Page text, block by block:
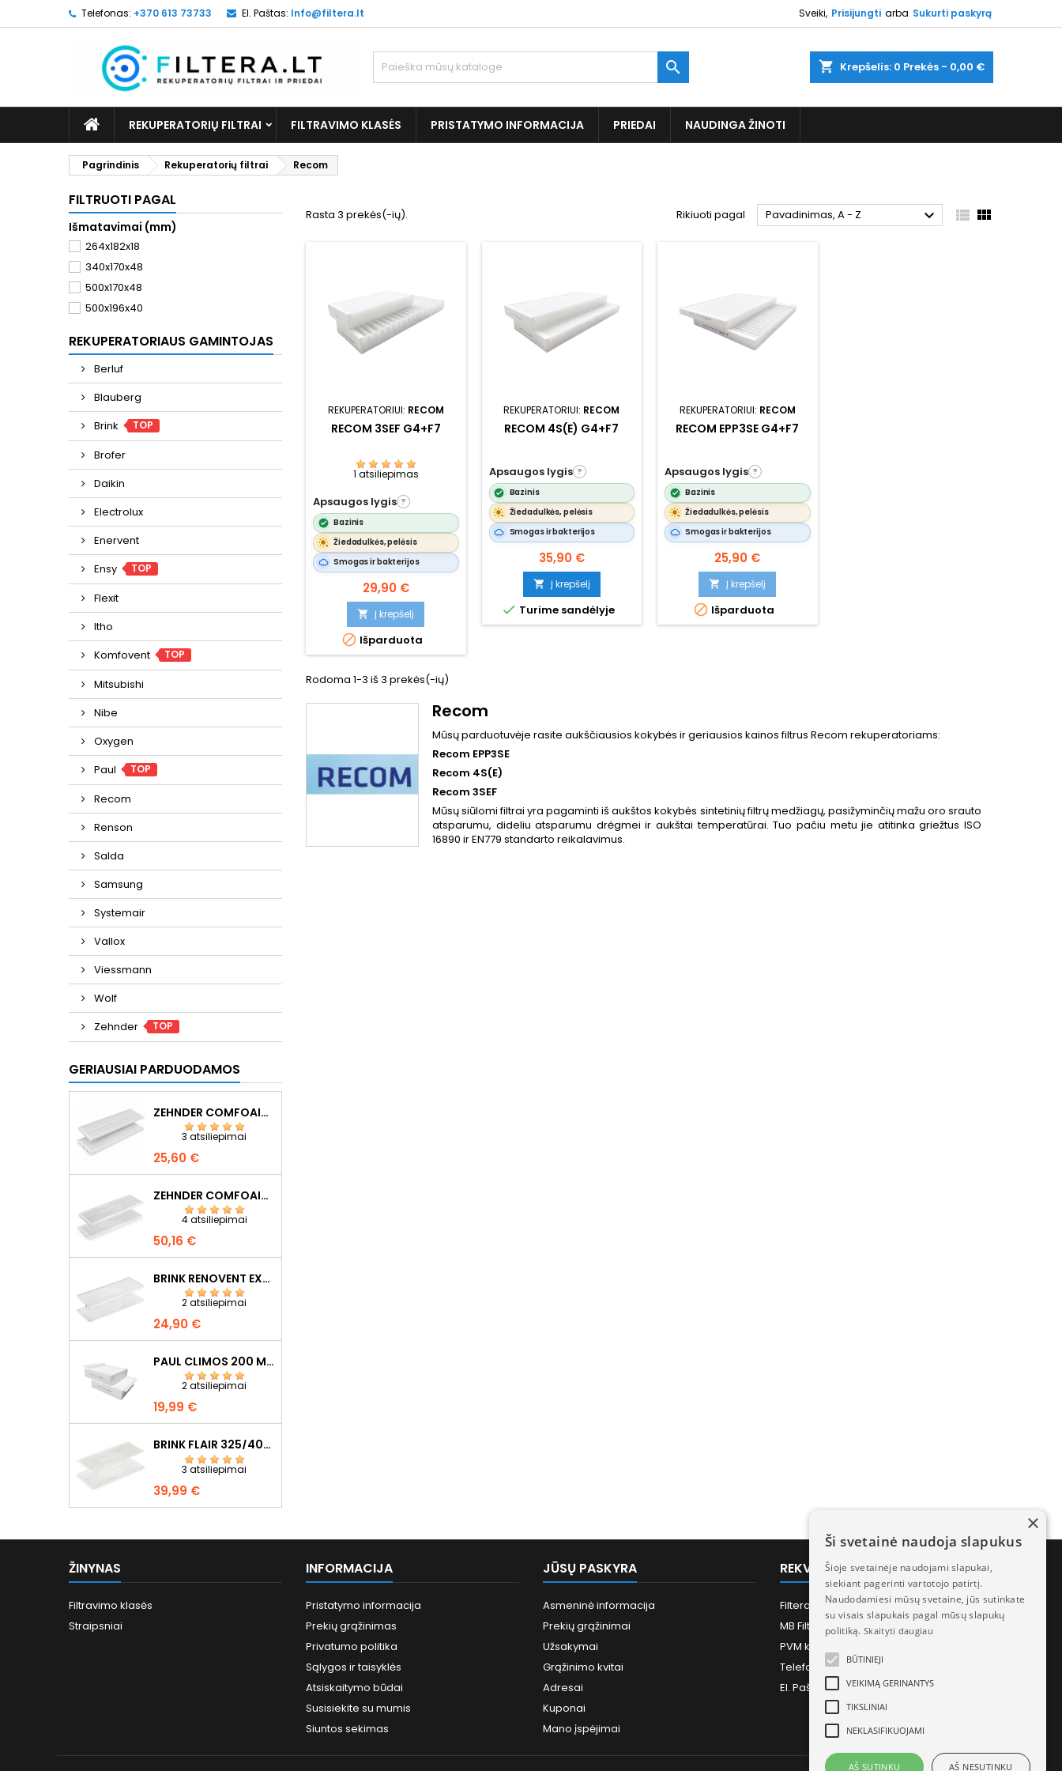
Telefonas: +370 613 73733 El. Paštas: Info@filtera.lt Sveiki, Prisijungti arba Sukurti paskyrą
shopping_cart Krepšelis: 0 Prekės - 0,00 €

REKUPERATORIŲ FILTRAI FILTRAVIMO KLASĖS PRISTATYMO INFORMACIJA PRIEDAI NAUDINGA ŽINOTI
Pagrindinis Rekuperatorių filtrai Recom
FILTRUOTI PAGAL
Išmatavimai (mm)
264x182x18
340x170x48
500x170x48
500x196x40
REKUPERATORIAUS GAMINTOJAS
Berluf
Blauberg
Brink
TOP
Brofer
Daikin
Electrolux
Enervent
Ensy
TOP
Flexit
Itho
Komfovent
TOP
Mitsubishi
Nibe
Oxygen
Paul
TOP
Recom
Renson
Salda
Samsung
Systemair
Vallox
Viessmann
Wolf
Zehnder
TOP
GERIAUSIAI PARDUODAMOS
ZEHNDER COMFOAIR Q350/Q450/Q600 F7+G4
3 atsiliepimai
Kaina
25,60 €
ZEHNDER COMFOAIR Q350/Q450/Q600 F7+G4
4 atsiliepimai
Kaina
50,16 €
BRINK RENOVENT EXCELLENT 300/400/450 F7+G4
2 atsiliepimai
Kaina
24,90 €
PAUL CLIMOS 200 M5+M5
2 atsiliepimai
Kaina
19,99 €
BRINK FLAIR 325/400 F7+G4
3 atsiliepimai
Kaina
39,99 €
Rasta 3 prekės(-ių). Rikiuoti pagal Pavadinimas, A - Z   
REKUPERATORIUI: RECOM
RECOM 3SEF G4+F7
1 atsiliepimas
Apsaugos lygis ?
Bazinis
Žiedadulkės, pelėsis
Smogas ir bakterijos
Kaina
29,90 €
 Į krepšelį
 Išparduota
REKUPERATORIUI: RECOM
RECOM 4S(E) G4+F7
Apsaugos lygis ?
Bazinis
Žiedadulkės, pelėsis
Smogas ir bakterijos
Kaina
35,90 €
 Į krepšelį
 Turime sandėlyje
REKUPERATORIUI: RECOM
RECOM EPP3SE G4+F7
Apsaugos lygis ?
Bazinis
Žiedadulkės, pelėsis
Smogas ir bakterijos
Kaina
25,90 €
 Į krepšelį
 Išparduota
Rodoma 1-3 iš 3 prekės(-ių)
Recom
Mūsų parduotuvėje rasite aukščiausios kokybės ir geriausios kainos filtrus Recom rekuperatoriams:
Recom EPP3SE
Recom 4S(E)
Recom 3SEF
Mūsų siūlomi filtrai yra pagaminti iš aukštos kokybės sintetinių filtrų medžiagų, pasižyminčių mažu oro srauto
atsparumu, dideliu atsparumu drėgmei ir aukštai temperatūrai. Tuo pačiu metu jie atitinka griežtus ISO
16890 ir EN779 standarto reikalavimus.
ŽINYNAS
Filtravimo klasės
Straipsniai
INFORMACIJA
Pristatymo informacija
Prekių grąžinimas
Privatumo politika
Sąlygos ir taisyklės
Atsiskaitymo būdai
Susisiekite su mumis
Siuntos sekimas
JŪSŲ PASKYRA
Asmeninė informacija
Prekių grąžinimai
Užsakymai
Grąžinimo kvitai
Adresai
Kuponai
Mano įspėjimai
REKVIZITAI
Filtera.lt - Rekuperatorių filtrai ir priedai
MB Filtera - Įmonės kodas 306414502
PVM kodas: LT100017835817
Telefonas:+370 613 73733
El. Paštas:Info@filtera.lt
×
Ši svetainė naudoja slapukus
Šioje svetainėje naudojami slapukai,
siekiant pagerinti vartotojo patirtį.
Naudodamiesi mūsų svetaine, jūs sutinkate
su visais slapukais pagal mūsų slapukų
politiką. Skaityti daugiau
BŪTINIEJI
VEIKIMĄ GERINANTYS
TIKSLINIAI
NEKLASIFIKUOJAMI
AŠ SUTINKU AŠ NESUTINKU